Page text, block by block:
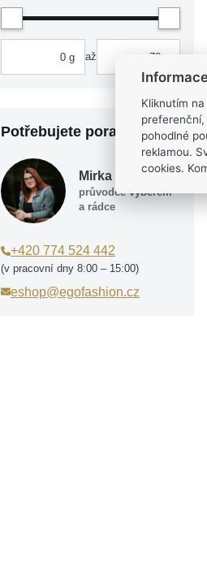
až
Potřebujete poradit?
Mirka Tesařová
průvodce výběrem
a rádce
+420 774 524 442
(v pracovní dny 8:00 – 15:00)
eshop@egofashion.cz
Kliknutím
pohodlné
reklamou.
cookies.